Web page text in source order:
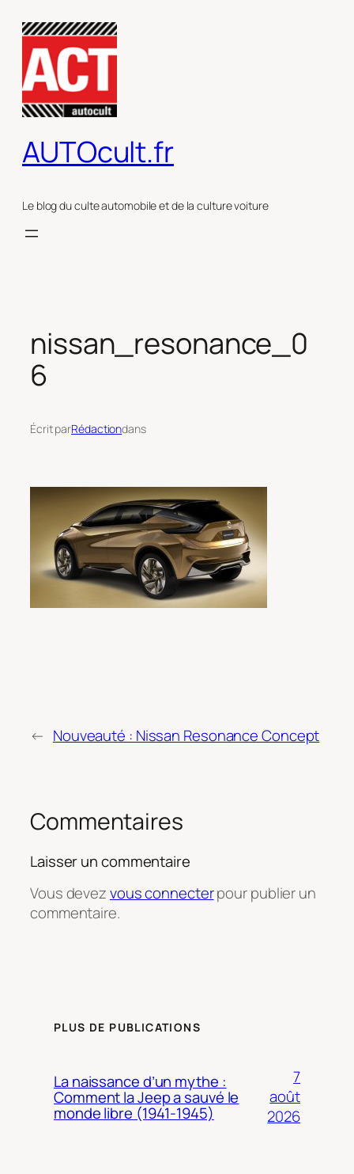
contenu
AUTOcult.fr
Le blog du culte automobile et de la culture voiture
nissan_resonance_0
6
Écrit parRédactiondans
← Nouveauté : Nissan Resonance Concept
Commentaires
Laisser un commentaire
Vous devezvous connecterpour publier un
commentaire.
PLUS DE PUBLICATIONS
La naissance d’un mythe :
Comment la Jeep a sauvé le
monde libre (1941-1945)
7
août
2026